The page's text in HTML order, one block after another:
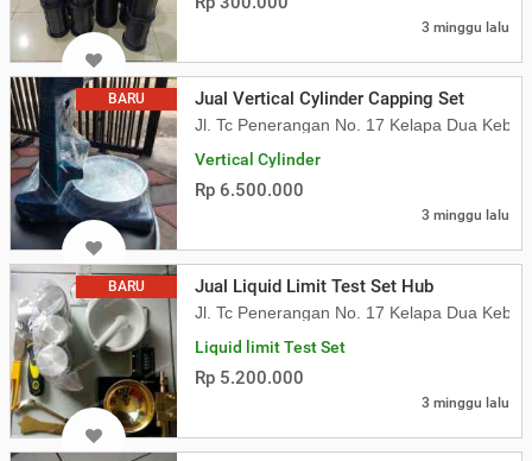
3 minggu lalu
BARU Jual Vertical Cylinder Capping Set
Jl. Tc Penerangan No. 17 Kelapa Dua
Vertical Cylinder
Rp 6.500.000
3 minggu lalu
BARU Jual Liquid Limit Test Set Hub
Jl. Tc Penerangan No. 17 Kelapa Dua
Liquid limit Test Set
Rp 5.200.000
3 minggu lalu